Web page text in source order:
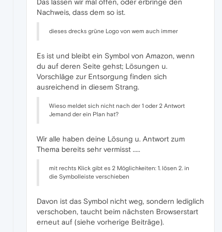
Nachweis, dass dem so ist.
dieses drecks grüne Logo von wem auch immer
Es ist und bleibt ein Symbol von Amazon, wenn
du auf deren Seite gehst; Lösungen u.
Vorschläge zur Entsorgung finden sich
ausreichend in diesem Strang.
Wieso meldet sich nicht nach der 1 oder 2 Antwort
Jemand der ein Plan hat?
Wir alle haben deine Lösung u. Antwort zum
Thema bereits sehr vermisst .....
mit rechts Klick gibt es 2 Möglichkeiten: 1. lösen 2. in
die Symbolleiste verschieben
Davon ist das Symbol nicht weg, sondern lediglich
verschoben, taucht beim nächsten Browserstart
erneut auf (siehe vorherige Beiträge).